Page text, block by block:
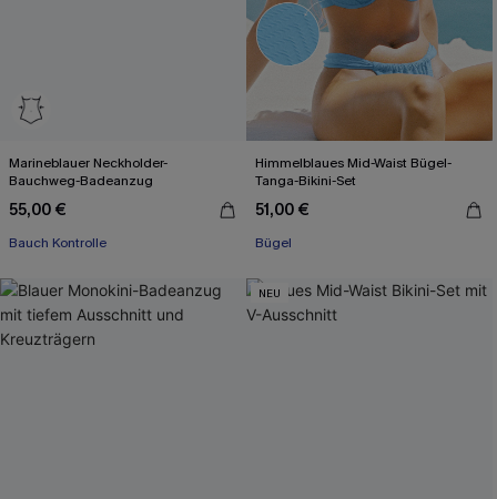
Marineblauer Neckholder-
Bauchweg-Badeanzug
55,00 €
Bauch Kontrolle
Himmelblaues Mid-Waist Bügel-
Tanga-Bikini-Set
51,00 €
Bügel
NEU